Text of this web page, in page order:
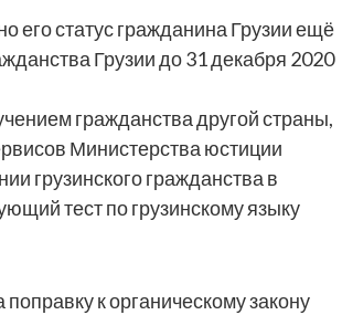
его статус гражданина Грузии ещё
Грузии до 31 декабря 2020
гражданства другой страны,
Министерства юстиции
грузинского гражданства в
тест по грузинскому языку
к органическому закону